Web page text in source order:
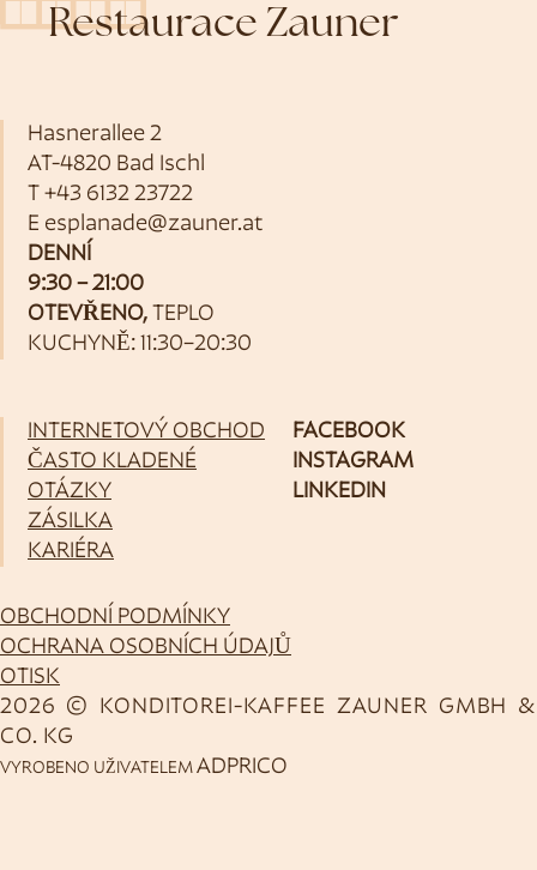
Restaurace Zauner
Hasnerallee 2
AT-4820 Bad Ischl
T +43 6132 23722
E esplanade@zauner.at
DENNÍ
9:30 – 21:00
OTEVŘENO, TEPLO
KUCHYNĚ: 11:30–20:30
INTERNETOVÝ OBCHOD
ČASTO KLADENÉ
OTÁZKY
ZÁSILKA
KARIÉRA
FACEBOOK
INSTAGRAM
LINKEDIN
2026 © KONDITOREI-KAFFEE ZAUNER GMBH &
CO. KG
OBCHODNÍ PODMÍNKY
OCHRANA OSOBNÍCH ÚDAJŮ
OTISK
VYROBENO UŽIVATELEM ADPRICO